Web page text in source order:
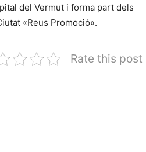
del Vermut i forma part dels
«Reus Promoció».
Rate this post